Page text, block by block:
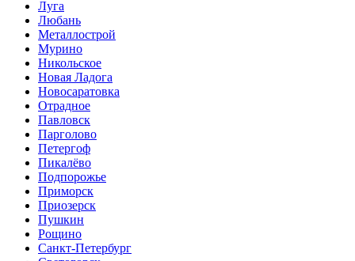
Луга
Любань
Металлострой
Мурино
Никольское
Новая Ладога
Новосаратовка
Отрадное
Павловск
Парголово
Петергоф
Пикалёво
Подпорожье
Приморск
Приозерск
Пушкин
Рощино
Санкт-Петербург